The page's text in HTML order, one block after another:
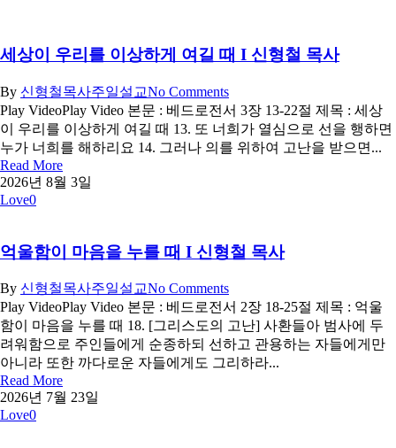
세상이 우리를 이상하게 여길 때 I 신형철 목사
By 신형철목사주일설교No Comments
Play VideoPlay Video 본문 : 베드로전서 3장 13-22절 제목 : 세상
이 우리를 이상하게 여길 때 13. 또 너희가 열심으로 선을 행하면
누가 너희를 해하리요 14. 그러나 의를 위하여 고난을 받으면...
Read More
2026년 8월 3일
Love0
억울함이 마음을 누를 때 I 신형철 목사
By 신형철목사주일설교No Comments
Play VideoPlay Video 본문 : 베드로전서 2장 18-25절 제목 : 억울
함이 마음을 누를 때 18. [그리스도의 고난] 사환들아 범사에 두
려워함으로 주인들에게 순종하되 선하고 관용하는 자들에게만
아니라 또한 까다로운 자들에게도 그리하라...
Read More
2026년 7월 23일
Love0